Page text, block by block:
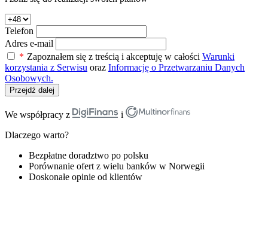
Telefon
Adres e-mail
* Zapoznałem się z treścią i akceptuję w całości Warunki
korzystania z Serwisu oraz Informację o Przetwarzaniu Danych
Osobowych.
Przejdź dalej
We współpracy z
i
Dlaczego warto?
Bezpłatne doradztwo po polsku
Porównanie ofert z wielu banków w Norwegii
Doskonałe opinie od klientów